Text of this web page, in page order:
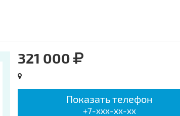
321 000
Показать телефон
+7-xxx-xx-xx